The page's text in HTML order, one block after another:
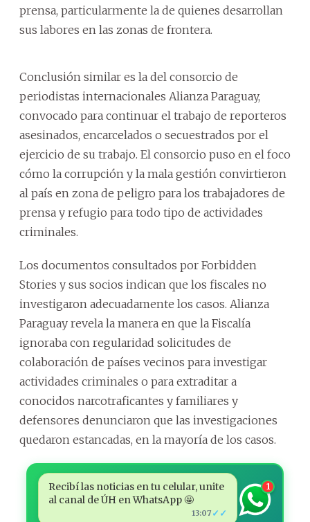
prensa, particularmente la de quienes desarrollan
sus labores en las zonas de frontera.
Conclusión similar es la del consorcio de
periodistas internacionales Alianza Paraguay,
convocado para continuar el trabajo de reporteros
asesinados, encarcelados o secuestrados por el
ejercicio de su trabajo. El consorcio puso en el foco
cómo la corrupción y la mala gestión convirtieron
al país en zona de peligro para los trabajadores de
prensa y refugio para todo tipo de actividades
criminales.
Los documentos consultados por Forbidden
Stories y sus socios indican que los fiscales no
investigaron adecuadamente los casos. Alianza
Paraguay revela la manera en que la Fiscalía
ignoraba con regularidad solicitudes de
colaboración de países vecinos para investigar
actividades criminales o para extraditar a
conocidos narcotraficantes y familiares y
defensores denunciaron que las investigaciones
quedaron estancadas, en la mayoría de los casos.
Recibí las noticias en tu celular, unite
al canal de ÚH en WhatsApp 🤩
13:07 ✓✓
1